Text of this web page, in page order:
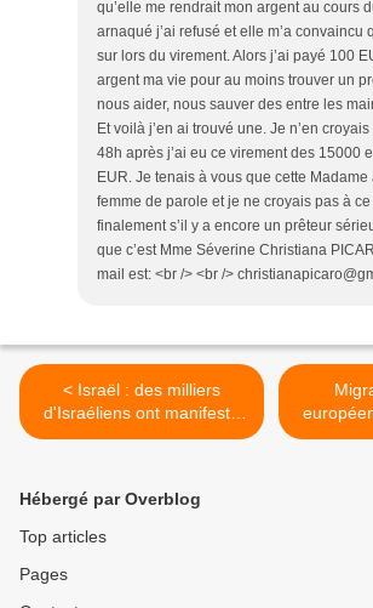
qu’elle me rendrait mon argent au cours
arnaqué j’ai refusé et elle m’a convaincu
sur lors du virement. Alors j’ai payé 100
argent ma vie pour au moins trouver un
nous aider, nous sauver des entre les
Et voilà j’en ai trouvé une. Je n’en
48h après j’ai eu ce virement des 15000
EUR. Je tenais à vous que cette Madame
femme de parole et je ne croyais pas à ce
finalement s’il y a encore un prêteur
que c’est Mme Séverine Christiana
mail est: <br /> <br />
< Israël : des milliers
d'Israéliens ont manifesté
samedi à Tel-Aviv pour une
création
Hébergé par Overblog
Top articles
Pages